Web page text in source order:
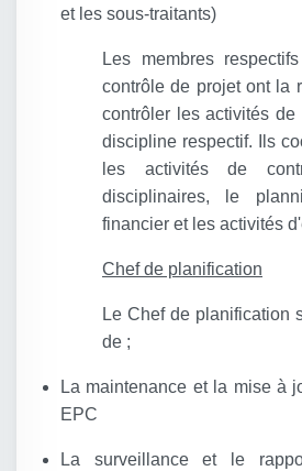
et les sous-traitants)
Les membres
contrôle de projet ont la
contrôler les activités
discipline respectif. Ils
les activités de
disciplinaires, le
financier et les activités
Chef de planification
Le Chef de planification
de ;
La maintenance et la mise à
EPC
La surveillance et le